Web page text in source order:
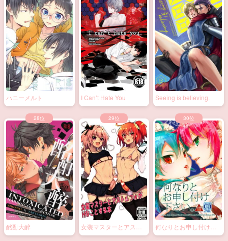
ハニーメルト I Can’t Hate You Seeing is believing.
酩酊大醉
女装マスターとアスト
ルフォがHなことする本
何なりとお申し付け下
さい。